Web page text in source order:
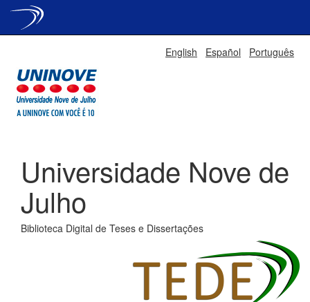
English Español Português
Universidade Nove de
Julho
Biblioteca Digital de Teses e Dissertações